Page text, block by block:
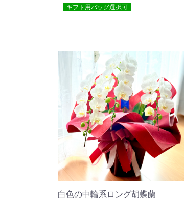
ギフト用バッグ選択可
白色の中輪系ロング胡蝶蘭